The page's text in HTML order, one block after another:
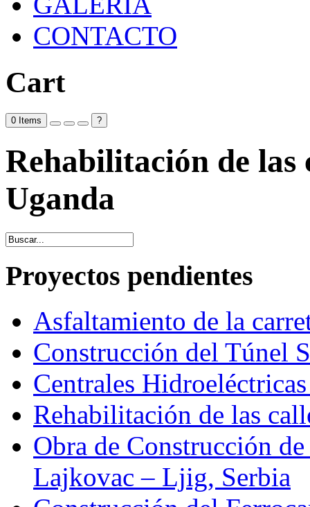
CONTACTO
Cart
0 Items ?
Rehabilitación de las
Uganda
Proyectos pendientes
Asfaltamiento de la
Construcción del Túnel
Centrales
Rehabilitación de las
Obra de Construcción
Lajkovac – Ljig, Serbia